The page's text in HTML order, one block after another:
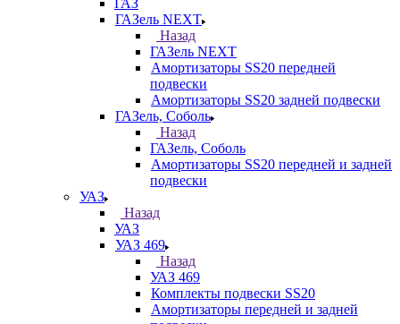
ГАЗ
ГАЗель NEXT
Назад
ГАЗель NEXT
Амортизаторы SS20 передней
подвески
Амортизаторы SS20 задней подвески
ГАЗель, Соболь
Назад
ГАЗель, Соболь
Амортизаторы SS20 передней и задней
подвески
УАЗ
Назад
УАЗ
УАЗ 469
Назад
УАЗ 469
Комплекты подвески SS20
Амортизаторы передней и задней